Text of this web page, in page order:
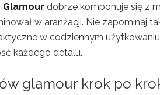
Glamour dobrze komponuje się z
w aranżacji. Nie zapominaj
w codziennym
każdego detalu.
glamour krok po